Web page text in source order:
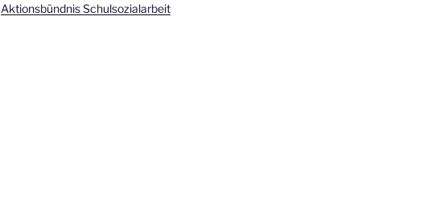
Aktionsbündnis Schulsozialarbeit